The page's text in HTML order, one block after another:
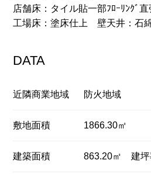
店舗床：タイル貼一部ﾌﾛｰﾘﾝｸﾞ
工場床：塗床仕上 壁天井：石
DATA
近隣商業地域 防火地域
敷地面積 1866.30㎡
建築面積 863.20㎡ 建